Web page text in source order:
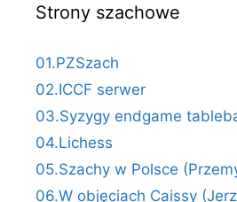
Strony szachowe
01.PZSzach
02.ICCF serwer
03.Syzygy endgame
04.Lichess
05.Szachy w Polsce
06.W objęciach Caissy